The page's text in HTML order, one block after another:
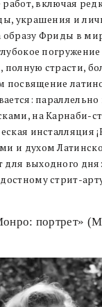
работ, включая
украшения и
образу Фриды в
страсти,
посвящение
на Карнаби-
инсталляция
и духом
выходного
стрит-
портрет»